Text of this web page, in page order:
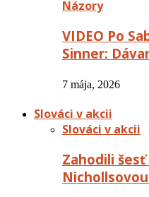
Názory
VIDEO Po
Sinner:
7 mája, 2026
Slováci v akcii
Slováci v akcii
Zahodili